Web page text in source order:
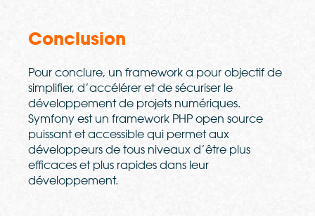
Conclusion
Pour conclure, un framework a pour objectif de
simplifier, d’accélérer et de sécuriser le
développement de projets numériques.
Symfony est un framework PHP open source
puissant et accessible qui permet aux
développeurs de tous niveaux d’être plus
efficaces et plus rapides dans leur
développement.